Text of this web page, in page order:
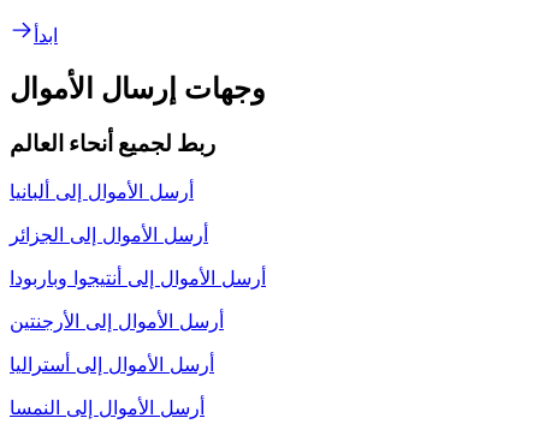
ابدأ
وجهات إرسال الأموال
ربط لجميع أنحاء العالم
أرسل الأموال إلى ألبانيا
أرسل الأموال إلى الجزائر
أرسل الأموال إلى أنتيجوا وباربودا
أرسل الأموال إلى الأرجنتين
أرسل الأموال إلى أستراليا
أرسل الأموال إلى النمسا